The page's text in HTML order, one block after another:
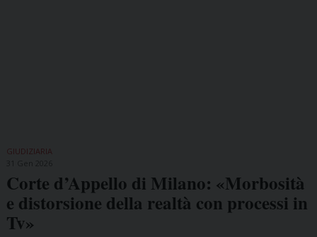
GIUDIZIARIA
Corte d’Appello di Milano: «Morbosità
e distorsione della realtà con processi in
Tv»